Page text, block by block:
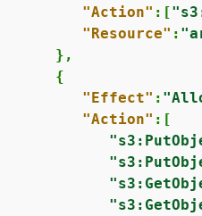
"Action" :[
"Resource" :
      },
{
"Effect" :
"Action" :[